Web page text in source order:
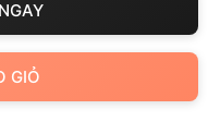
GIỎ